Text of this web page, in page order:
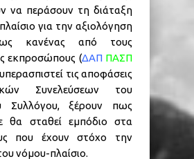
να περάσουν τη διάταξη
για την αξιολόγηση
κανένας από τους
εκπροσώπους (ΔΑΠ ΠΑΣΠ
τις αποφάσεις
Συνελεύσεων του
Συλλόγου, ξέρουν πως
θα σταθεί εμπόδιο στα
που έχουν στόχο την
νόμου-πλαίσιο.